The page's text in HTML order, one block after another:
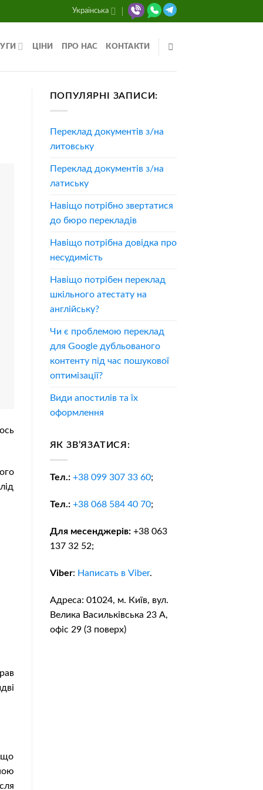
Українська
ЦІНИ ПРО НАС КОНТАКТИ
що
ПОПУЛЯРНІ ЗАПИСИ:
Переклад документів з/на
литовську
Переклад документів з/на
латиську
Навіщо потрібно звертатися
до бюро перекладів
Навіщо потрібна довідка про
несудимість
Навіщо потрібен переклад
шкільного атестату на
англійську?
Чи є проблемою переклад
для Google дубльованого
контенту під час пошукової
оптимізації?
Види апостилів та їх
оформлення
ЯК ЗВ’ЯЗАТИСЯ:
Тел.: +38 099 307 33 60;
Тел.: +38 068 584 40 70;
Для месенджерів:+38 063
137 32 52;
Viber: Написать в Viber.
Адреса: 01024, м. Київ, вул.
Велика Васильківська 23 А,
офіс 29 (3 поверх)